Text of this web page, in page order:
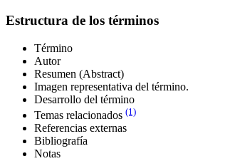
Estructura de los términos
Término
Autor
Resumen (Abstract)
Imagen representativa del término.
Desarrollo del término
Temas relacionados (1)
Referencias externas
Bibliografía
Notas